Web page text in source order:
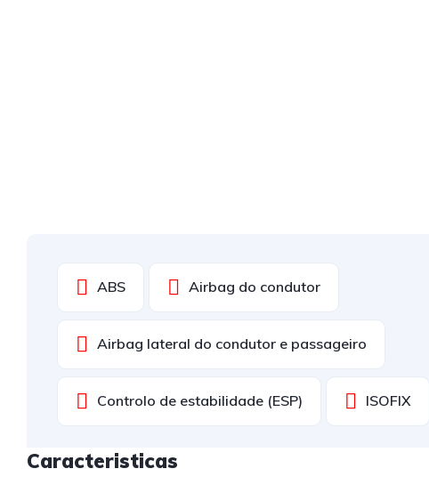
ABS Airbag do condutor
Airbag lateral do condutor e passageiro
Controlo de estabilidade (ESP) ISOFIX
Caracteristicas